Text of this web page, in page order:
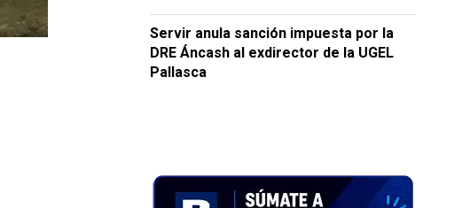
Servir anula sanción impuesta por la
DRE Áncash al exdirector de la UGEL
Pallasca